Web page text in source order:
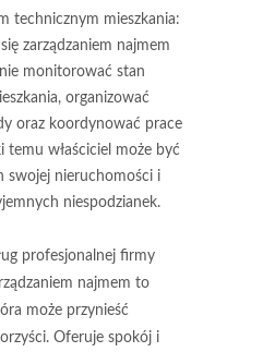
technicznym mieszkania:
zarządzaniem najmem
monitorować stan
organizować
oraz koordynować prace
temu właściciel może być
swojej nieruchomości i
niespodzianek.
profesjonalnej firmy
najmem to
może przynieść
Oferuje spokój i